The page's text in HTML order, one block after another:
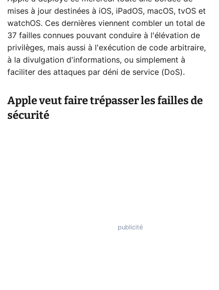
mises à jour destinées à iOS, iPadOS, macOS, tvOS et
watchOS. Ces dernières viennent combler un total de
37 failles connues pouvant conduire à l'élévation de
privilèges, mais aussi à l'exécution de code arbitraire,
à la divulgation d'informations, ou simplement à
faciliter des attaques par déni de service (DoS).
Apple veut faire trépasser les failles de
sécurité